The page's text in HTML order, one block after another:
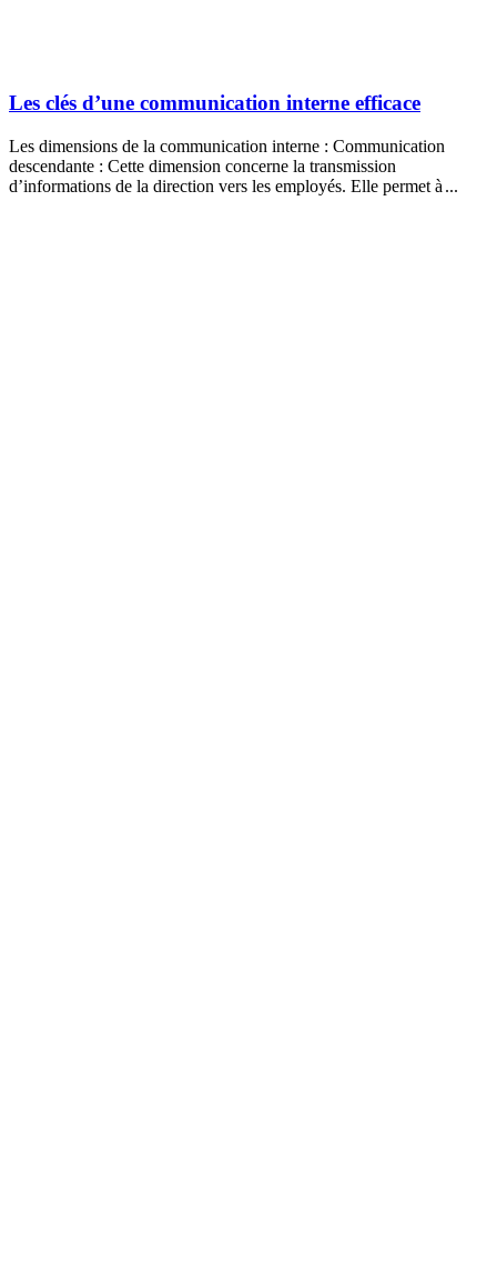
Les clés d’une communication interne efficace
Les dimensions de la communication interne : Communication
descendante : Cette dimension concerne la transmission
d’informations de la direction vers les employés. Elle permet à